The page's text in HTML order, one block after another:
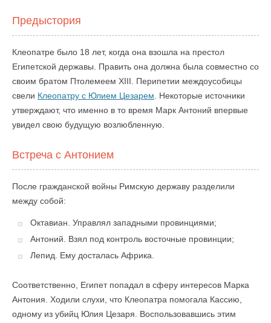
Предыстория
Клеопатре было 18 лет, когда она взошла на престол
Египетской державы. Править она должна была совместно со
своим братом Птолемеем XIII. Перипетии междоусобицы
свели Клеопатру с Юлием Цезарем . Некоторые источники
утверждают, что именно в то время Марк Антоний впервые
увидел свою будущую возлюбленную.
Встреча с Антонием
После гражданской войны Римскую державу разделили
между собой:
Октавиан. Управлял западными провинциями;
Антоний. Взял под контроль восточные провинции;
Лепид. Ему досталась Африка.
Соответственно, Египет попадал в сферу интересов Марка
Антония. Ходили слухи, что Клеопатра помогала Кассию,
одному из убийц Юлия Цезаря. Воспользовавшись этим